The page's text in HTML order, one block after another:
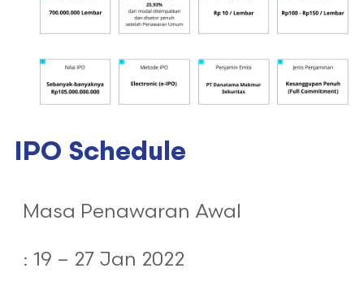
IPO Schedule
Masa Penawaran Awal
: 19 – 27 Jan 2022